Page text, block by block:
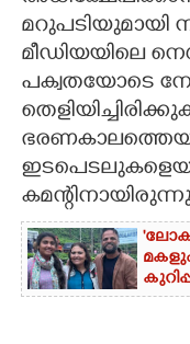
ZOOM
CONTACT US
മറുപടിയുമായി
മീഡിയയിലെ
പക്വതയോടെ